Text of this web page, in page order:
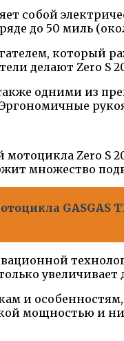
собой
до 50 миль
который
делают Zero
одними из
Zero S
множество
GASGAS
и
мощностью и